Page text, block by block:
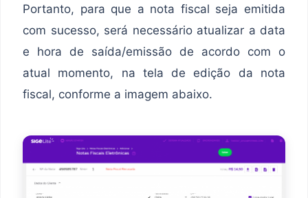
Portanto, para que a nota fiscal seja emitida
com sucesso, será necessário atualizar a data
e hora de saída/emissão de acordo com o
atual momento, na tela de edição da nota
fiscal, conforme a imagem abaixo.